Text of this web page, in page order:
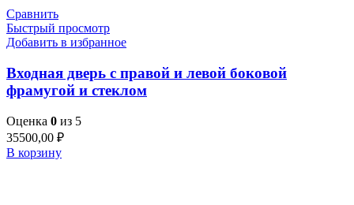
Сравнить
Быстрый просмотр
Добавить в избранное
Входная дверь с правой и левой боковой
фрамугой и стеклом
Оценка 0 из 5
35500,00 ₽
В корзину